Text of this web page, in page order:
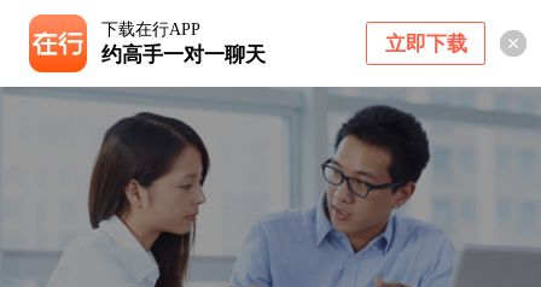
下载在行APP
约高手一对一聊天 立即下载